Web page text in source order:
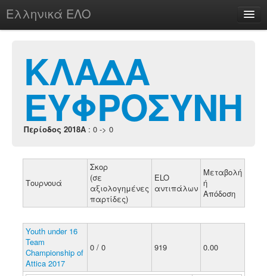
Ελληνικά ΕΛΟ
chesstu.be @ discord
Login
ΚΛΑΔΑ
ΕΥΦΡΟΣΥΝΗ
Περίοδος 2018A : 0 -> 0
Τουρνουά
Σκορ
(σε
αξιολογημένες
παρτίδες)
ELO
αντιπάλων
Μεταβολή
ή
Απόδοση
Youth under 16
Team
Championship of
Attica 2017
0 / 0 919 0.00